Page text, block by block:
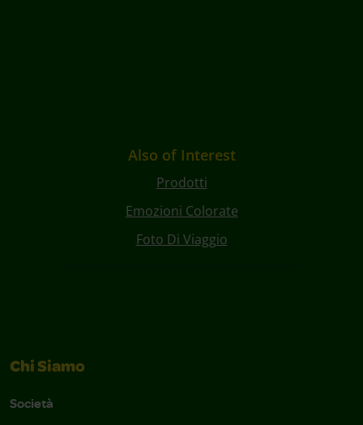
Also of Interest
Prodotti
Emozioni Colorate
Foto Di Viaggio
Chi Siamo
Società